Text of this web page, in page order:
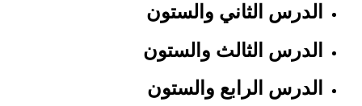
الدرس الثاني والستون
الدرس الثالث والستون
الدرس الرابع والستون